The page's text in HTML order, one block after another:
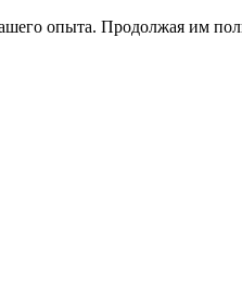
опыта. Продолжая им